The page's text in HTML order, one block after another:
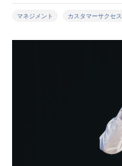
マネジメント カスタマーサクセス